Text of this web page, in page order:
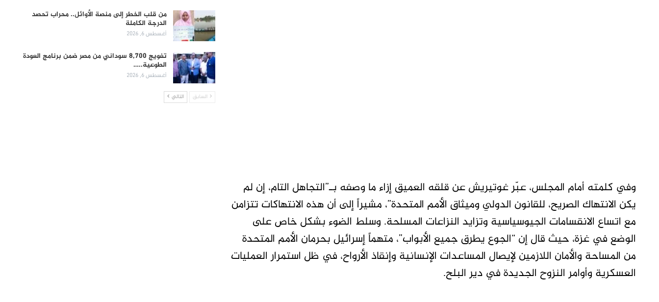
وفي كلمته أمام المجلس، عبّر غوتيريش عن قلقه العميق إزاء ما وصفه بـ”التجاهل التام، إن لم
يكن الانتهاك الصريح، للقانون الدولي وميثاق الأمم المتحدة”، مشيراً إلى أن هذه الانتهاكات تتزامن
مع اتساع الانقسامات الجيوسياسية وتزايد النزاعات المسلحة. وسلط الضوء بشكل خاص على
الوضع في غزة، حيث قال إن “الجوع يطرق جميع الأبواب”، متهماً إسرائيل بحرمان الأمم المتحدة
من المساحة والأمان اللازمين لإيصال المساعدات الإنسانية وإنقاذ الأرواح، في ظل استمرار العمليات
العسكرية وأوامر النزوح الجديدة في دير البلح.
من قلب الخطر إلى منصة الأوائل.. محراب تحصد
الدرجة الكاملة
أغسطس 6, 2026
تفويج 8,700 سوداني من مصر ضمن برنامج العودة
الطوعية..…
أغسطس 6, 2026
السابق التالي